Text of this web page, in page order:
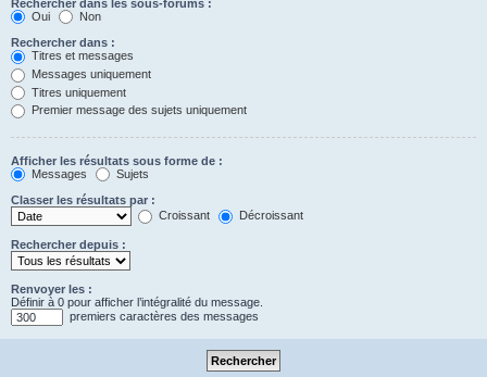
Rechercher dans les sous-forums :
Oui
Non
Rechercher dans :
Titres et messages
Messages uniquement
Titres uniquement
Premier message des sujets uniquement
Afficher les résultats sous forme de :
Messages
Sujets
Classer les résultats par :
Croissant
Décroissant
Rechercher depuis :
Renvoyer les :
Définir à 0 pour afficher l’intégralité du message.
premiers caractères des messages